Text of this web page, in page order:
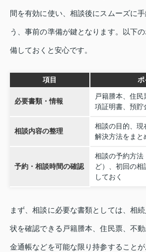
間を有効に使い、相談後にスムーズに
う、事前の準備が鍵となります。以下
備しておくと安心です。
項目 ポ
必要書類・情報
戸籍謄本、住
項証明書、預貯
相談内容の整理
相談の目的、現
解決方法をまと
予約・相談時間の確認
相談の予約方法
ど）、初回の
しておく
まず、相談に必要な書類としては、相
状を確認できる戸籍謄本、住民票、不
金通帳などを可能な限り持参すること